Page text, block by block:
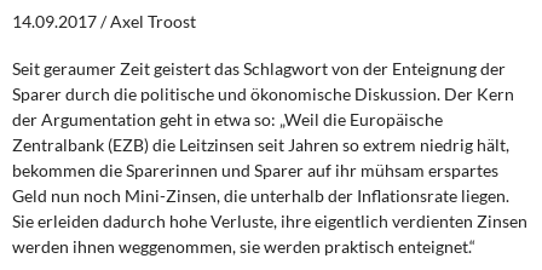
Steuer- und Finanzpolitik
Öffentliche Infrastruktur und Daseinsvorsorge
Eurokrise und Griechenland
DIE LINKE
14.09.2017 / Axel Troost
Seit geraumer Zeit geistert das Schlagwort von der Enteignung der
Sparer durch die politische und ökonomische Diskussion. Der Kern
der Argumentation geht in etwa so: „Weil die Europäische
Zentralbank (EZB) die Leitzinsen seit Jahren so extrem niedrig hält,
bekommen die Sparerinnen und Sparer auf ihr mühsam erspartes
Geld nun noch Mini-Zinsen, die unterhalb der Inflationsrate liegen.
Sie erleiden dadurch hohe Verluste, ihre eigentlich verdienten Zinsen
werden ihnen weggenommen, sie werden praktisch enteignet.“